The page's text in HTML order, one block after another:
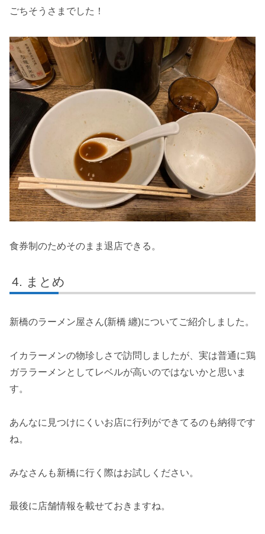
ごちそうさまでした！
食券制のためそのまま退店できる。
まとめ
新橋のラーメン屋さん(新橋 纏)についてご紹介しました。
イカラーメンの物珍しさで訪問しましたが、実は普通に鶏
ガララーメンとしてレベルが高いのではないかと思いま
す。
あんなに見つけにくいお店に行列ができてるのも納得です
ね。
みなさんも新橋に行く際はお試しください。
最後に店舗情報を載せておきますね。